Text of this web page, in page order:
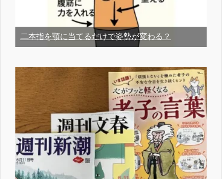
二本指を顎に当てるだけで姿勢が変わる？